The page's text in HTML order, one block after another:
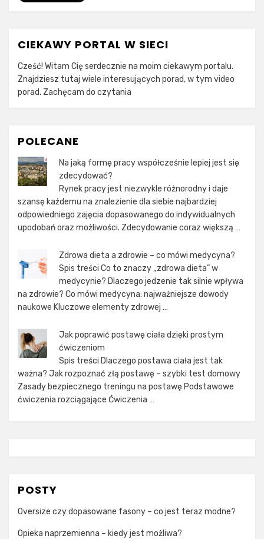
CIEKAWY PORTAL W SIECI
Cześć! Witam Cię serdecznie na moim ciekawym portalu.
Znajdziesz tutaj wiele interesujących porad, w tym video
porad. Zachęcam do czytania
POLECANE
Na jaką formę pracy współcześnie lepiej jest się
zdecydować?
Rynek pracy jest niezwykle różnorodny i daje
szansę każdemu na znalezienie dla siebie najbardziej
odpowiedniego zajęcia dopasowanego do indywidualnych
upodobań oraz możliwości. Zdecydowanie coraz większą …
Zdrowa dieta a zdrowie – co mówi medycyna?
Spis treści Co to znaczy „zdrowa dieta” w
medycynie? Dlaczego jedzenie tak silnie wpływa
na zdrowie? Co mówi medycyna: najważniejsze dowody
naukowe Kluczowe elementy zdrowej …
Jak poprawić postawę ciała dzięki prostym
ćwiczeniom
Spis treści Dlaczego postawa ciała jest tak
ważna? Jak rozpoznać złą postawę – szybki test domowy
Zasady bezpiecznego treningu na postawę Podstawowe
ćwiczenia rozciągające Ćwiczenia …
POSTY
Oversize czy dopasowane fasony – co jest teraz modne?
Opieka naprzemienna – kiedy jest możliwa?